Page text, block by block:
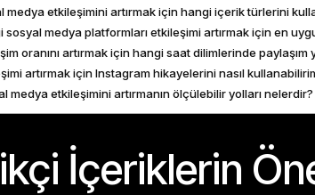
medya etkileşimini artırmak için hangi içerik türlerini
sosyal medya platformları etkileşimi artırmak için en
oranını artırmak için hangi saat dilimlerinde paylaşım
artırmak için Instagram hikayelerini nasıl
medya etkileşimini artırmanın ölçülebilir yolları nelerdir?
İçeriklerin